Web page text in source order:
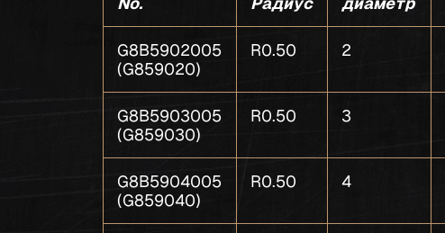
G8B5902005
(G859020)
R0.50 2
G8B5903005
(G859030)
R0.50 3
G8B5904005
(G859040)
R0.50 4